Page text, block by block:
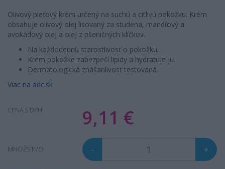
Olivový pleťový krém určený na suchú a citlivú pokožku. Krém
obsahuje olivový olej lisovaný za studena, mandľový a
avokádový olej a olej z pšeničných klíčkov.
Na každodennú starostlivosť o pokožku.
Krém pokožke zabezpečí lipidy a hydratuje ju.
Dermatologická znášanlivosť testovaná.
Viac na adc.sk
CENA S DPH 9,11 €
MNOŽSTVO - +